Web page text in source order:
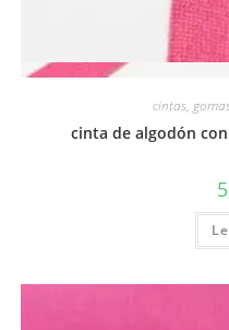
cintas,
cinta de algodón